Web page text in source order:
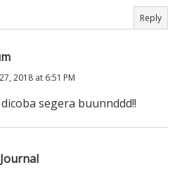
Reply
2018 at 6:51 PM
segera buunnddd!!